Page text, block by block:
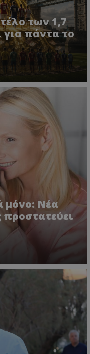
των 1,7
για πάντα το
μόνο: Νέα
προστατεύει